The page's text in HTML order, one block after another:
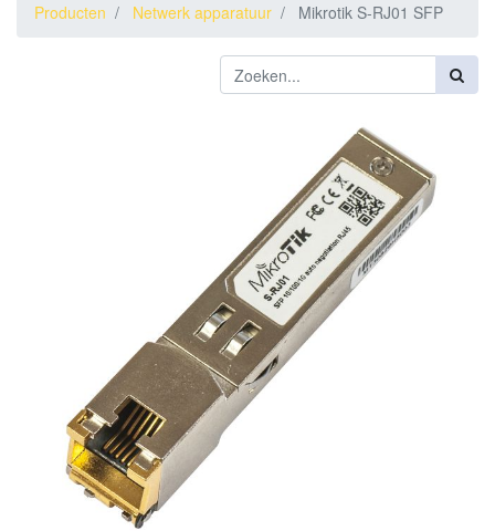
Producten Netwerk apparatuur Mikrotik S-RJ01 SFP